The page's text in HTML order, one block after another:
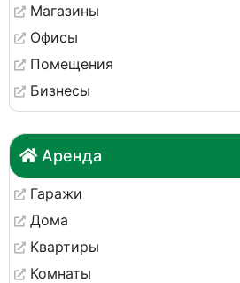
Магазины
Офисы
Помещения
Бизнесы
Аренда
Гаражи
Дома
Квартиры
Комнаты